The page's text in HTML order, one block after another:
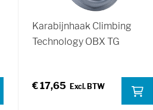
Karabijnhaak Climbing
Technology OBX TG
€ 17,65